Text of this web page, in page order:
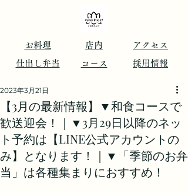
​お料理 店内 アクセス
仕出し弁当 コース ​採用情報
【3月の最新情報】▼和食コースで
歓送迎会！｜▼3月29日以降のネッ
ト予約は【LINE公式アカウントの
み】となります！｜▼「季節のお弁
当」は各種集まりにおすすめ！
2023年3月21日